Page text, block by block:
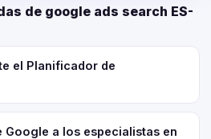
de google ads search ES-
el Planificador de
Google a los especialistas en